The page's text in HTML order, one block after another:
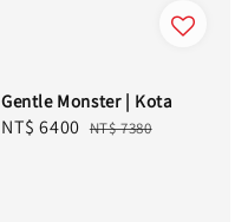
Gentle Monster | Kota
Sale
NT$ 6400 Regular
NT$ 7380